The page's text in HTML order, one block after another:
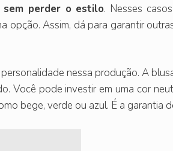
sem perder o estilo. Nesses
opção. Assim, dá para garantir
nessa produção. A
Você pode investir em uma cor
bege, verde ou azul. É a garantia